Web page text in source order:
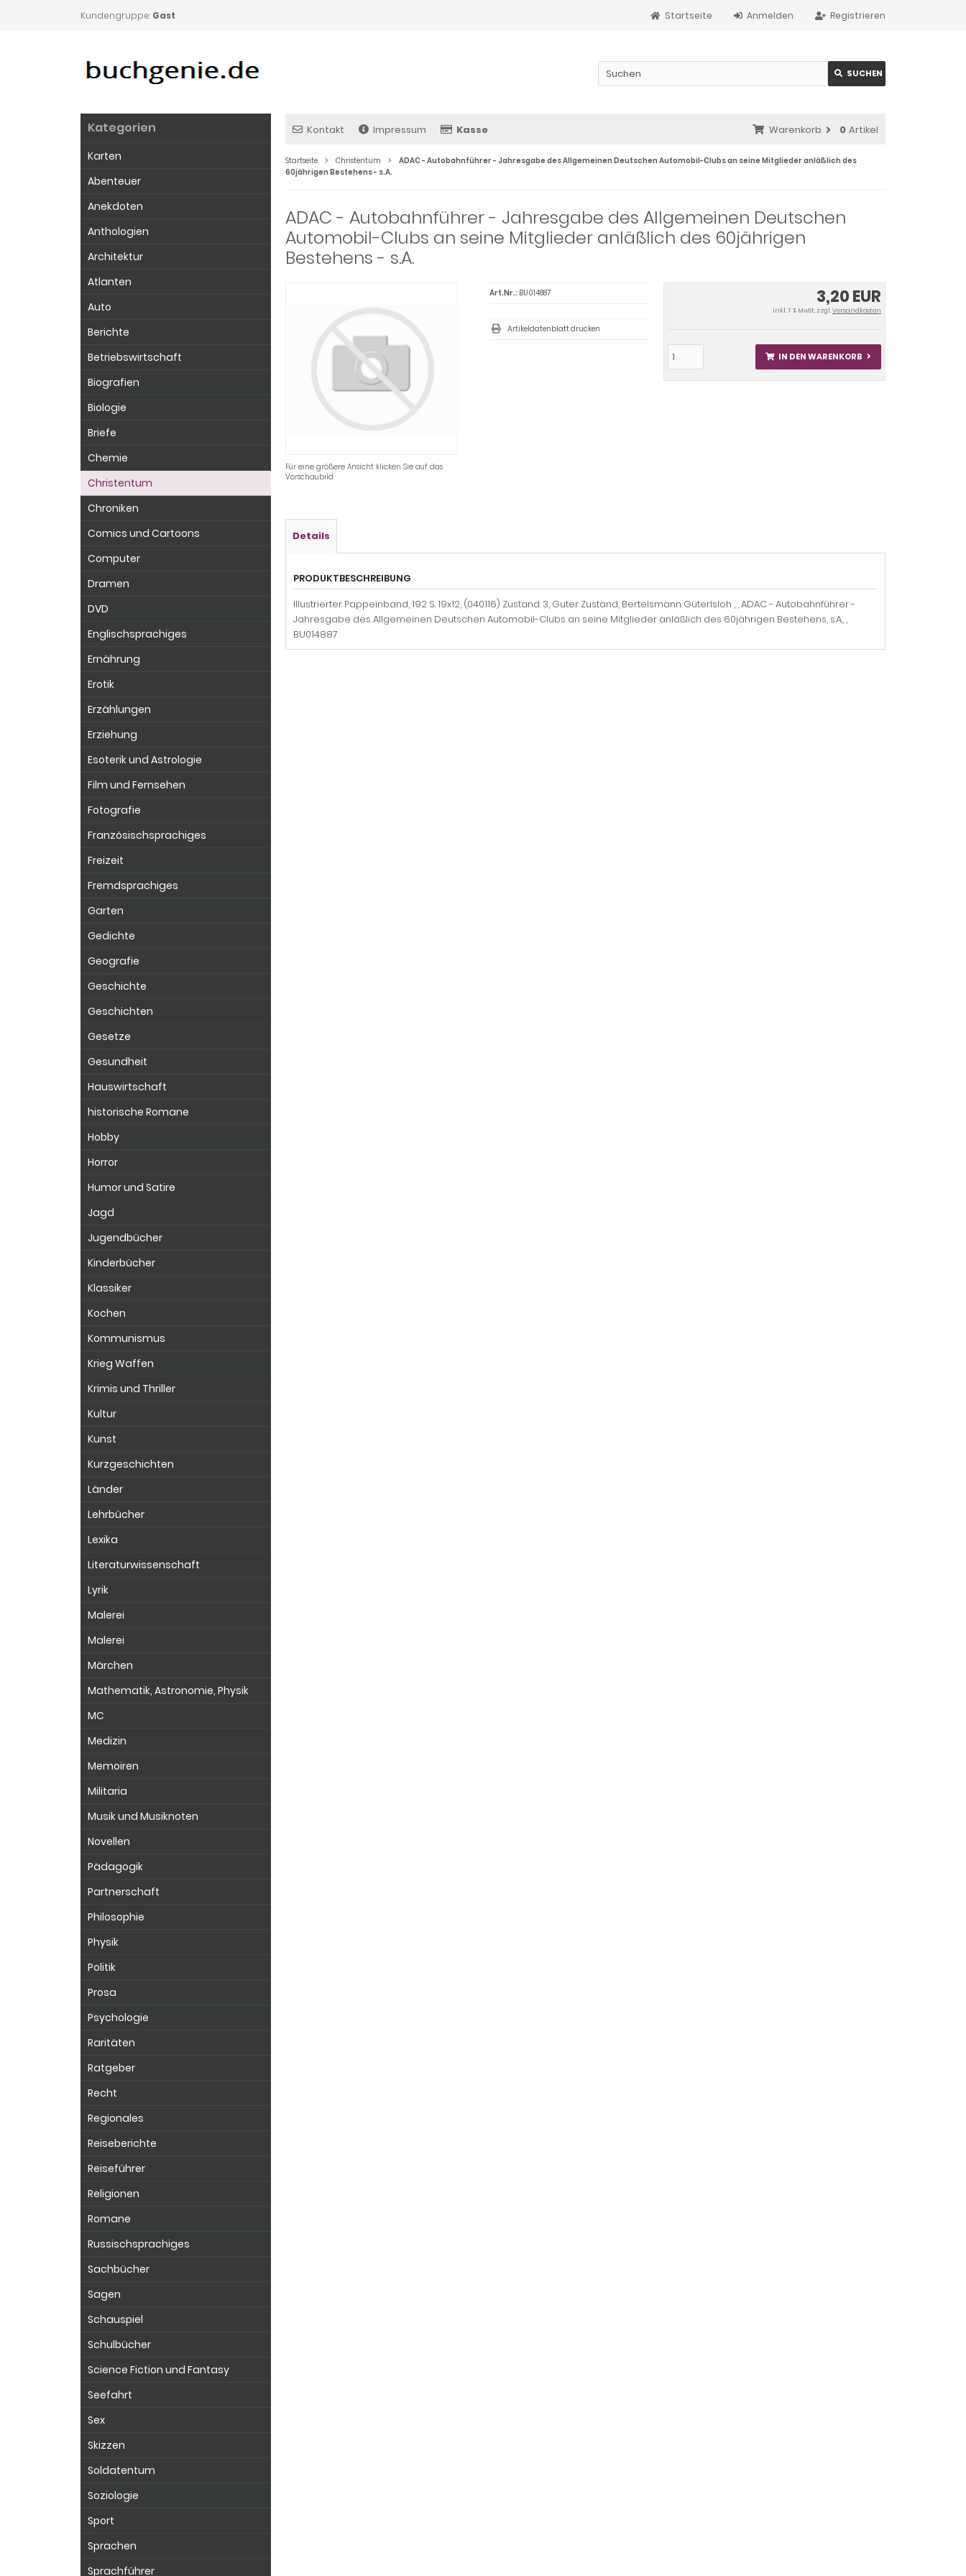
Kundengruppe: Gast Registrieren
Anmelden
Startseite
SUCHEN
Kontakt Impressum Kasse Warenkorb 0 Artikel
Startseite Christentum
ADAC - Autobahnführer - Jahresgabe des Allgemeinen Deutschen Automobil-Clubs an seine Mitglieder anläßlich des
60jährigen Bestehens - s.A.
ADAC - Autobahnführer - Jahresgabe des Allgemeinen Deutschen
Automobil-Clubs an seine Mitglieder anläßlich des 60jährigen
Bestehens - s.A.
Für eine größere Ansicht klicken Sie auf das
Vorschaubild
3,20 EUR
inkl. 7 % MwSt. zzgl.Versandkosten
IN DEN WARENKORB
Art.Nr.: BU014887
Artikeldatenblatt drucken
Details
PRODUKTBESCHREIBUNG
Illustrierter Pappeinband, 192 S. 19x12, (040116) Zustand: 3, Guter Zustand, Bertelsmann Güterlsloh , , ADAC - Autobahnführer -
Jahresgabe des Allgemeinen Deutschen Automobil-Clubs an seine Mitglieder anläßlich des 60jährigen Bestehens, s.A., ,
BU014887
Kategorien
Karten
Abenteuer
Anekdoten
Anthologien
Architektur
Atlanten
Auto
Berichte
Betriebswirtschaft
Biografien
Biologie
Briefe
Chemie
Christentum
Chroniken
Comics und Cartoons
Computer
Dramen
DVD
Englischsprachiges
Ernährung
Erotik
Erzählungen
Erziehung
Esoterik und Astrologie
Film und Fernsehen
Fotografie
Französischsprachiges
Freizeit
Fremdsprachiges
Garten
Gedichte
Geografie
Geschichte
Geschichten
Gesetze
Gesundheit
Hauswirtschaft
historische Romane
Hobby
Horror
Humor und Satire
Jagd
Jugendbücher
Kinderbücher
Klassiker
Kochen
Kommunismus
Krieg Waffen
Krimis und Thriller
Kultur
Kunst
Kurzgeschichten
Länder
Lehrbücher
Lexika
Literaturwissenschaft
Lyrik
Malerei
Malerei
Märchen
Mathematik, Astronomie, Physik
MC
Medizin
Memoiren
Militaria
Musik und Musiknoten
Novellen
Pädagogik
Partnerschaft
Philosophie
Physik
Politik
Prosa
Psychologie
Raritäten
Ratgeber
Recht
Regionales
Reiseberichte
Reiseführer
Religionen
Romane
Russischsprachiges
Sachbücher
Sagen
Schauspiel
Schulbücher
Science Fiction und Fantasy
Seefahrt
Sex
Skizzen
Soldatentum
Soziologie
Sport
Sprachen
Sprachführer